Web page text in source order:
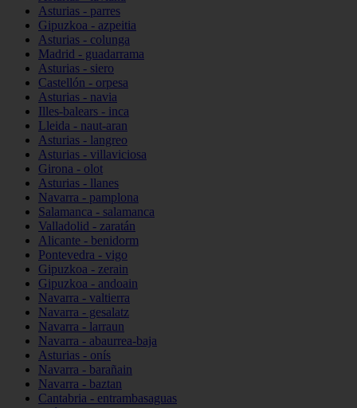
Asturias - parres
Gipuzkoa - azpeitia
Asturias - colunga
Madrid - guadarrama
Asturias - siero
Castellón - orpesa
Asturias - navia
Illes-balears - inca
Lleida - naut-aran
Asturias - langreo
Asturias - villaviciosa
Girona - olot
Asturias - llanes
Navarra - pamplona
Salamanca - salamanca
Valladolid - zaratán
Alicante - benidorm
Pontevedra - vigo
Gipuzkoa - zerain
Gipuzkoa - andoain
Navarra - valtierra
Navarra - gesalatz
Navarra - larraun
Navarra - abaurrea-baja
Asturias - onís
Navarra - barañain
Navarra - baztan
Cantabria - entrambasaguas